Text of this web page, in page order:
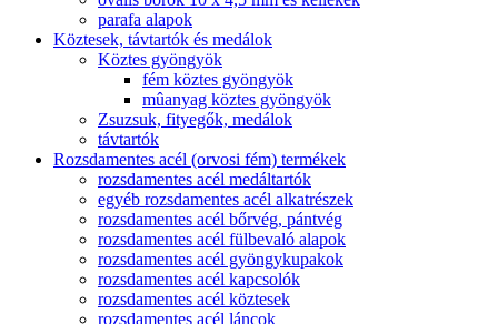
parafa alapok
Köztesek, távtartók és medálok
Köztes gyöngyök
fém köztes gyöngyök
mûanyag köztes gyöngyök
Zsuzsuk, fityegők, medálok
távtartók
Rozsdamentes acél (orvosi fém) termékek
rozsdamentes acél medáltartók
egyéb rozsdamentes acél alkatrészek
rozsdamentes acél bőrvég, pántvég
rozsdamentes acél fülbevaló alapok
rozsdamentes acél gyöngykupakok
rozsdamentes acél kapcsolók
rozsdamentes acél köztesek
rozsdamentes acél láncok